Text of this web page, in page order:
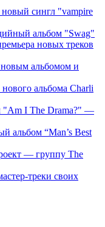
сингл "vampire
альбом "Swag"
новых треков
новым альбомом и
альбома Charli
"Am I The Drama?" —
альбом “Man’s Best
— группу The
треки своих